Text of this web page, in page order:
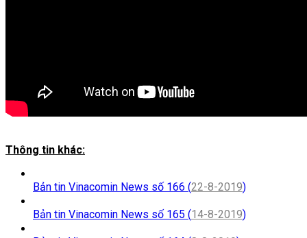
Thông tin khác:
Bản tin Vinacomin News số 166 (22-8-2019)
Bản tin Vinacomin News số 165 (14-8-2019)